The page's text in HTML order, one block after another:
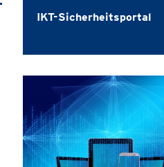
IKT-Sicherheitsportal